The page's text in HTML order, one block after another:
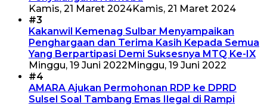
Kamis, 21 Maret 2024Kamis, 21 Maret 2024
#3
Kakanwil Kemenag Sulbar Menyampaikan
Penghargaan dan Terima Kasih Kepada Semua
Yang Berpartipasi Demi Suksesnya MTQ Ke-IX
Minggu, 19 Juni 2022 Minggu, 19 Juni 2022
#4
AMARA Ajukan Permohonan RDP ke DPRD
Sulsel Soal Tambang Emas Ilegal di Rampi